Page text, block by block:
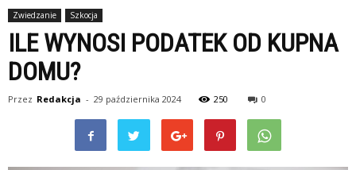
Zwiedzanie Szkocja
ILE WYNOSI PODATEK OD KUPNA
DOMU?
Przez Redakcja - 29 października 2024 250 0